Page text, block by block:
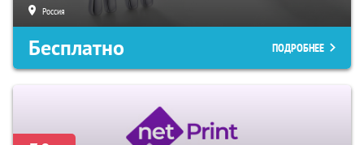
Россия
Бесплатно ПОДРОБНЕЕ